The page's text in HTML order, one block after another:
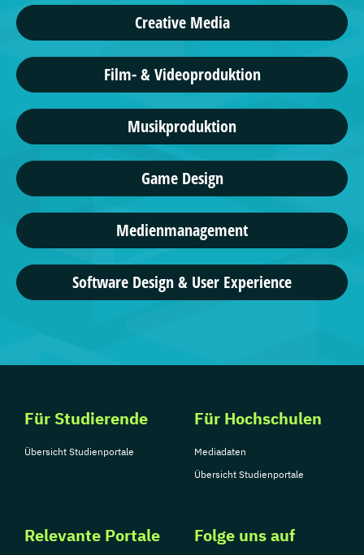
Creative Media
Film- & Videoproduktion
Musikproduktion
Game Design
Medienmanagement
Software Design & User Experience
Für Studierende
Übersicht Studienportale
Für Hochschulen
Mediadaten
Übersicht Studienportale
Relevante Portale Folge uns auf